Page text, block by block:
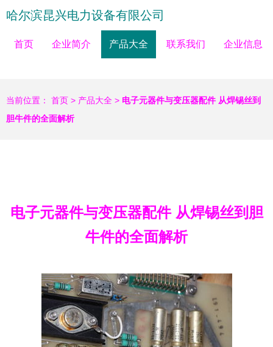
哈尔滨昆兴电力设备有限公司
首页 企业简介 产品大全 联系我们 企业信息
当前位置： 首页 > 产品大全 > 电子元器件与变压器配件 从焊锡丝到
胆牛件的全面解析
电子元器件与变压器配件 从焊锡丝到胆
牛件的全面解析